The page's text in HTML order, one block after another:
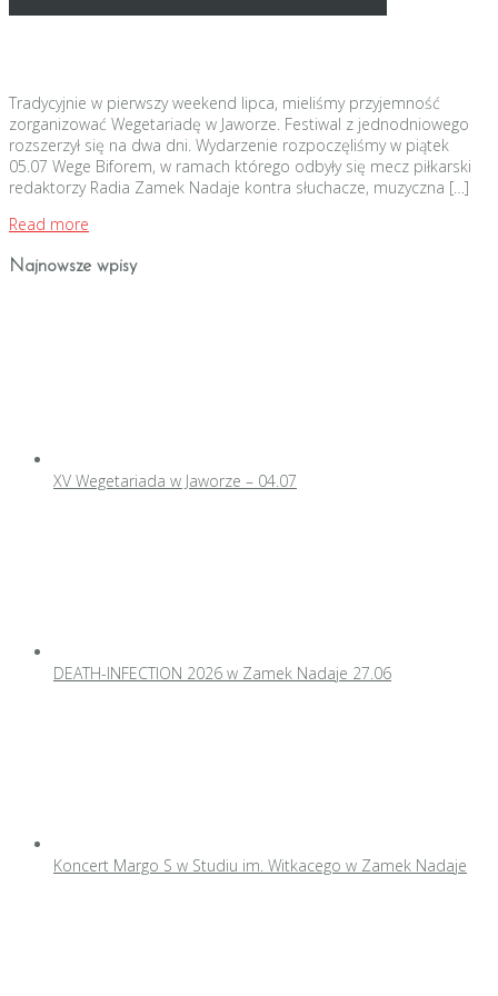
Tradycyjnie w pierwszy weekend lipca, mieliśmy przyjemność
zorganizować Wegetariadę w Jaworze. Festiwal z jednodniowego
rozszerzył się na dwa dni. Wydarzenie rozpoczęliśmy w piątek
05.07 Wege Biforem, w ramach którego odbyły się mecz piłkarski
redaktorzy Radia Zamek Nadaje kontra słuchacze, muzyczna […]
Read more
Najnowsze wpisy
XV Wegetariada w Jaworze – 04.07
DEATH-INFECTION 2026 w Zamek Nadaje 27.06
Koncert Margo S w Studiu im. Witkacego w Zamek Nadaje